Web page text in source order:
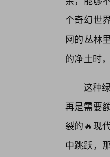
个奇幻世
网的丛林
的净土时
这种
再是需要
裂的🔥现
中跳跃，